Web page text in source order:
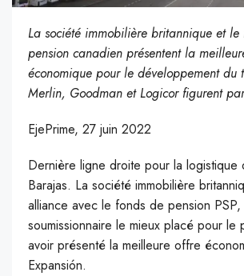
La société immobilière britannique et le
pension canadien présentent la
économique pour le développement du
Merlin, Goodman et Logicor figurent
EjePrime, 27 juin 2022
Dernière ligne droite pour la logistique
Barajas. La société immobilière
alliance avec le fonds de pension
soumissionnaire le mieux placé pour le
avoir présenté la meilleure offre
Expansión.